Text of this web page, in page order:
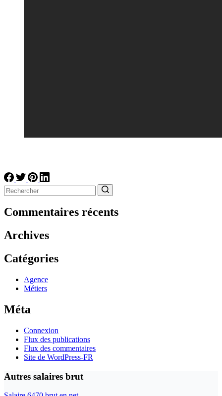
résultat
Commentaires récents
Archives
Catégories
Agence
Métiers
Méta
Connexion
Flux des publications
Flux des commentaires
Site de WordPress-FR
Autres salaires brut